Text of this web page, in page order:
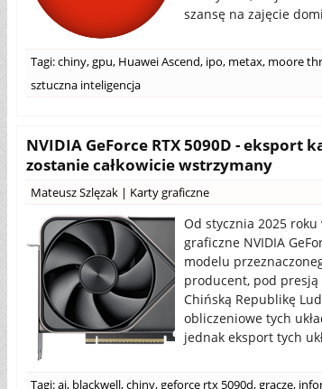
szansę na zajęcie
Tagi:chiny,gpu, Huawei Ascend, ipo, metax, moore
sztuczna inteligencja
NVIDIA GeForce RTX 5090D -
zostanie całkowicie wstrzymany
Mateusz Szlęzak | Karty graficzne
Od stycznia 2025
graficzne NVIDIA
modelu
producent, pod presją
Chińską Republikę
obliczeniowe tych
jednak eksport tych
Tagi:ai, blackwell,chiny,geforce rtx 5090d,gracze,